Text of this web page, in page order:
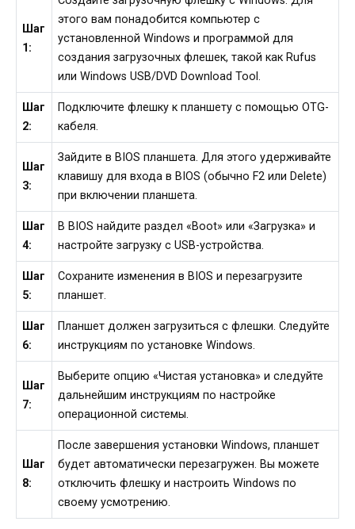
Шаг
1:
этого вам понадобится компьютер с
установленной Windows и программой для
создания загрузочных флешек, такой как Rufus
или Windows USB/DVD Download Tool.
Шаг
2:
Подключите флешку к планшету с помощью OTG-
кабеля.
Шаг
3:
Зайдите в BIOS планшета. Для этого удерживайте
клавишу для входа в BIOS (обычно F2 или Delete)
при включении планшета.
Шаг
4:
В BIOS найдите раздел «Boot» или «Загрузка» и
настройте загрузку с USB-устройства.
Шаг
5:
Сохраните изменения в BIOS и перезагрузите
планшет.
Шаг
6:
Планшет должен загрузиться с флешки. Следуйте
инструкциям по установке Windows.
Шаг
7:
Выберите опцию «Чистая установка» и следуйте
дальнейшим инструкциям по настройке
операционной системы.
Шаг
8:
После завершения установки Windows, планшет
будет автоматически перезагружен. Вы можете
отключить флешку и настроить Windows по
своему усмотрению.